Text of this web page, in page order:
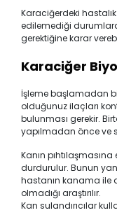
Karaciğerdeki
edilemediği
gerektiğine karar
Karaciğer
İşleme başlamadan
olduğunuz ilaçları
bulunması gerekir.
yapılmadan önce ve
Kanın
durdurulur. Bunun
hastanın kanama ile
olmadığı araştırılır.
Kan sulandırıcılar